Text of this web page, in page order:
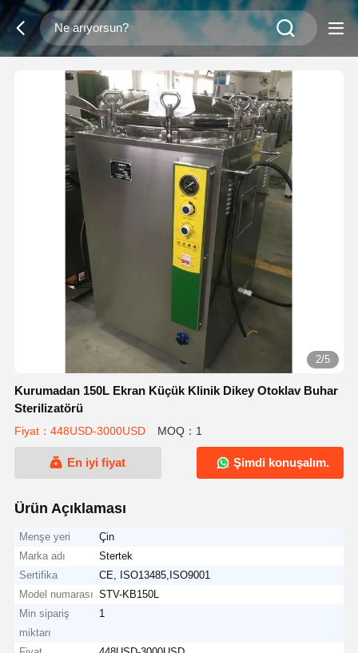
2/5
Kurumadan 150L Ekran Küçük Klinik Dikey Otoklav Buhar
Sterilizatörü
Fiyat：448USD-3000USD MOQ：1
En iyi fiyat Şimdi konuşalım.
Ürün Açıklaması
Menşe yeri
Çin
Marka adı
Stertek
Sertifika
CE, ISO13485,ISO9001
Model numarası STV-KB150L
Min sipariş
miktarı
1